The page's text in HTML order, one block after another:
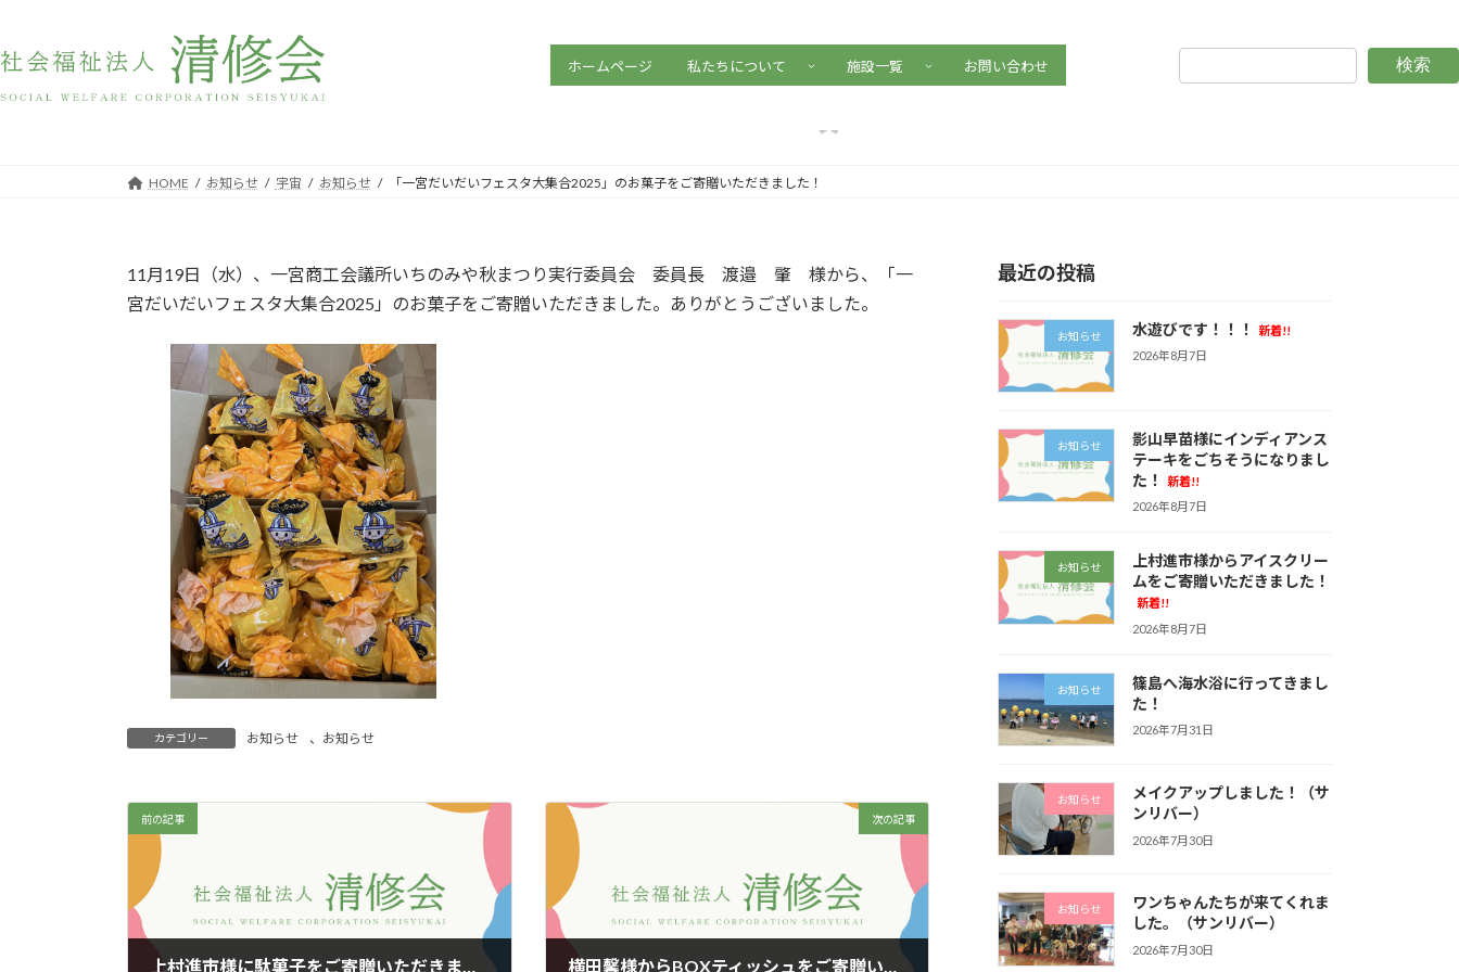
テ
ン
ゲ
ー
ホームページ 私たちについて 施設一覧 お問い合わせ 検索
「一宮だいだいフェスタ大集合2025」のお菓子をご寄贈いただきました！
日
時
HOME お知らせ 宇宙 お知らせ 「一宮だいだいフェスタ大集合2025」のお菓子をご寄贈いただきました！
11月19日（水）、一宮商工会議所いちのみや秋まつり実行委員会 委員長 渡邉 肇 様から、「一
宮だいだいフェスタ大集合2025」のお菓子をご寄贈いただきました。ありがとうございました。
カテゴリー お知らせ 、 お知らせ
前の記事 次の記事
最近の投稿
お知らせ 水遊びです！！！
新着!!
2026年8月7日
お知らせ
影山早苗様にインディアンス
テーキをごちそうになりまし
た！
新着!!
2026年8月7日
お知らせ
上村進市様からアイスクリー
ムをご寄贈いただきました！
新着!!
2026年8月7日
お知らせ
篠島へ海水浴に行ってきまし
た！
2026年7月31日
お知らせ
メイクアップしました！（サ
ンリバー）
2026年7月30日
お知らせ
ワンちゃんたちが来てくれま
した。（サンリバー）
2026年7月30日